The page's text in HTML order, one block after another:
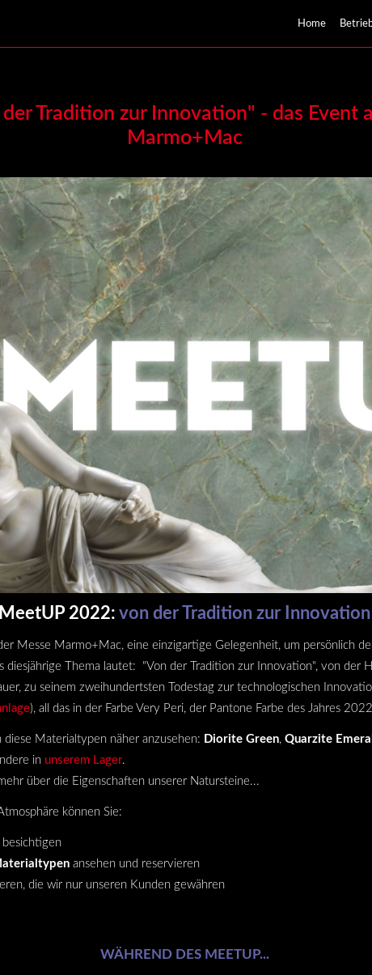
Home
Tradition zur Innovation" - das Event
Marmo+Mac
MeetUP 2022: von der Tradition zur Innovation
Messe Marmo+Mac, eine einzigartige Gelegenheit, um persönlich
diesjährige Thema lautet: "Von der Tradition zur Innovation", von der
zu seinem zweihundertsten Todestag zur technologischen
), all das in der Farbe Very Peri, der Pantone Farbe des Jahres
Materialtypen näher anzusehen: Diorite Green, Quarzite
in unserem Lager.
über die Eigenschaften unserer Natursteine...
können Sie:
ansehen und reservieren
die wir nur unseren Kunden gewähren
WÄHREND DES MEETUP...